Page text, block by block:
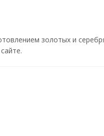
золотых и